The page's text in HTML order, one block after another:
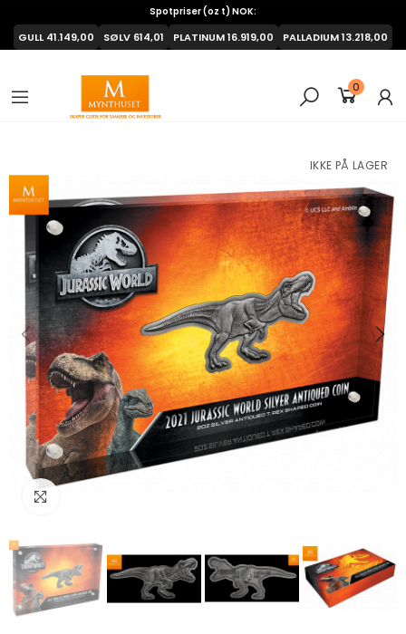
0
Spotpriser (oz t) NOK:
GULL41.149,00 SØLV 614,01 PLATINUM16.919,00 PALLADIUM13.218,00
IKKE PÅ LAGER